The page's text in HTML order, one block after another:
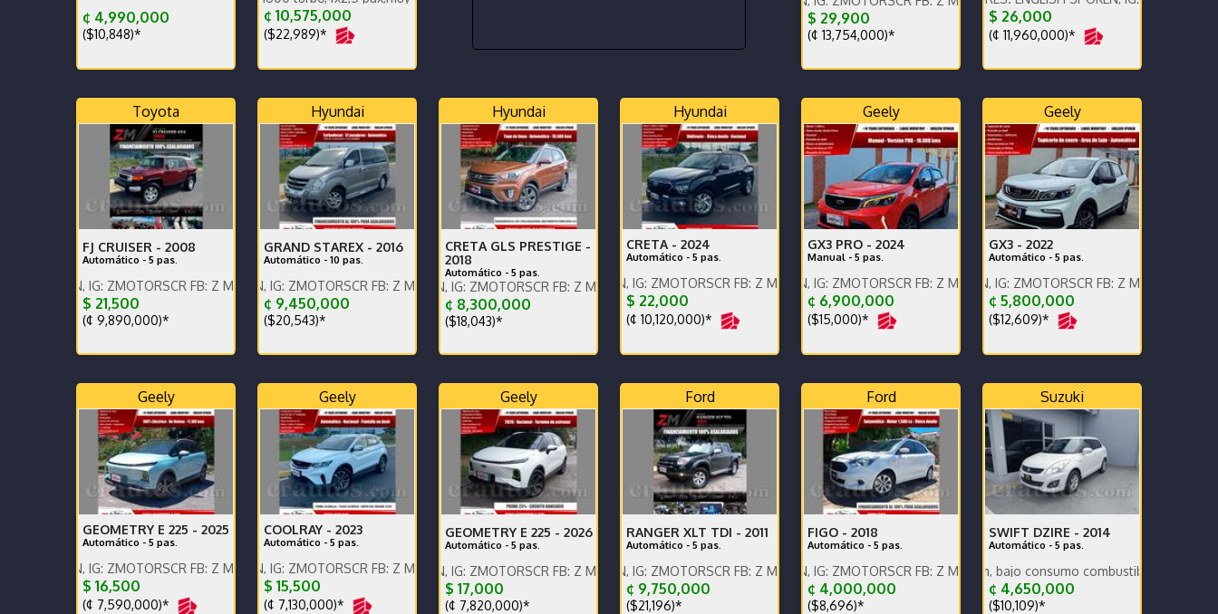
¢ 4,990,000
($10,848)*
¢ 10,575,000
($22,989)*
$ 29,900
(¢ 13,754,000)*
$ 26,000
(¢ 11,960,000)*
Toyota
FJ CRUISER - 2008
Automático - 5 pas.
IG: ZMOTORSCR FB: Z MOTORS. Contáctenos x WhatsApp.
$ 21,500
(¢ 9,890,000)*
Hyundai
GRAND STAREX - 2016
Automático - 10 pas.
ENGLISH SPOKEN, IG: ZMOTORSCR FB: Z MOTORS. Contáctenos x WhatsApp.
¢ 9,450,000
($20,543)*
Hyundai
CRETA GLS PRESTIGE -
2018
Automático - 5 pas.
ENGLISH SPOKEN, IG: ZMOTORSCR FB: Z MOTORS. Contáctenos x WhatsApp.
¢ 8,300,000
($18,043)*
Hyundai
CRETA - 2024
Automático - 5 pas.
ENGLISH SPOKEN, IG: ZMOTORSCR FB: Z MOTORS. Contáctenos x WhatsApp.
$ 22,000
(¢ 10,120,000)*
Geely
GX3 PRO - 2024
Manual - 5 pas.
ENGLISH SPOKEN, IG: ZMOTORSCR FB: Z MOTORS. Contáctenos x WhatsApp.
¢ 6,900,000
($15,000)*
Geely
GX3 - 2022
Automático - 5 pas.
ENGLISH SPOKEN, IG: ZMOTORSCR FB: Z MOTORS. Contáctenos x
¢ 5,800,000
($12,609)*
Geely
GEOMETRY E 225 - 2025
Automático - 5 pas.
IG: ZMOTORSCR FB: Z MOTORS. Contáctenos x WhatsApp.
$ 16,500
(¢ 7,590,000)*
Geely
COOLRAY - 2023
Automático - 5 pas.
ENGLISH SPOKEN, IG: ZMOTORSCR FB: Z MOTORS. Contáctenos x WhatsApp.
$ 15,500
(¢ 7,130,000)*
Geely
GEOMETRY E 225 - 2026
Automático - 5 pas.
ENGLISH SPOKEN, IG: ZMOTORSCR FB: Z MOTORS. Contáctenos x WhatsApp.
$ 17,000
(¢ 7,820,000)*
Ford
RANGER XLT TDI - 2011
Automático - 5 pas.
ENGLISH SPOKEN, IG: ZMOTORSCR FB: Z MOTORS. Contáctenos x WhatsApp.
¢ 9,750,000
($21,196)*
Ford
FIGO - 2018
Automático - 5 pas.
ENGLISH SPOKEN, IG: ZMOTORSCR FB: Z MOTORS. Contáctenos x WhatsApp.
¢ 4,000,000
($8,696)*
Suzuki
SWIFT DZIRE - 2014
Automático - 5 pas.
Nacional, bajo km, bajo consumo combustible.
¢ 4,650,000
($10,109)*